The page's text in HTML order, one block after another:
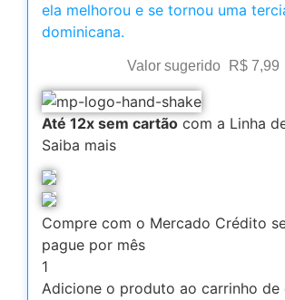
ela melhorou e se tornou uma
dominicana.
Valor sugerido R$ 7,99
Até 12x sem cartão com a Linha
Saiba mais
Compre com o Mercado Crédito
pague por mês
1
Adicione o produto ao carrinho de